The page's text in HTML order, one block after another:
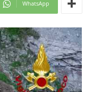
WhatsApp